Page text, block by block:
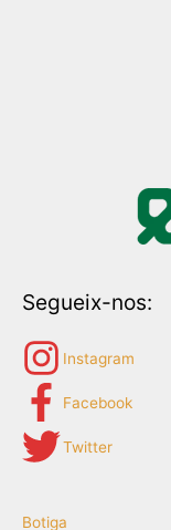
Segueix-nos:
Instagram
Facebook
Twitter
Botiga